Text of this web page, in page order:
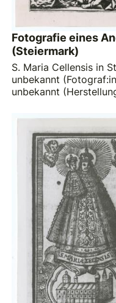
Fotografie eines
(Steiermark)
S. Maria Cellensis in
unbekannt
unbekannt